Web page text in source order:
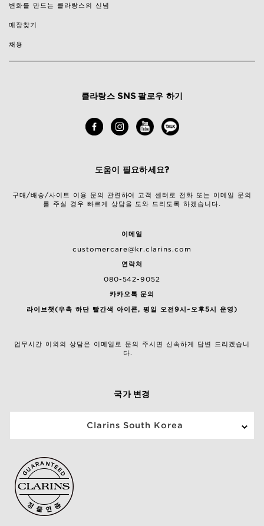
변화를 만드는 클라랑스의 신념
매장찾기
채용
클라랑스 SNS 팔로우 하기
도움이 필요하세요?
구매/배송/사이트 이용 문의 관련하여 고객 센터로 전화 또는 이메일 문의
를 주실 경우 빠르게 상담을 도와 드리도록 하겠습니다.
이메일
customercare@kr.clarins.com
연락처
080-542-9052
카카오톡 문의
라이브챗(우측 하단 빨간색 아이콘, 평일 오전9시~오후5시 운영)
업무시간 이외의 상담은 이메일로 문의 주시면 신속하게 답변 드리겠습니
다.
국가 변경
Clarins South Korea